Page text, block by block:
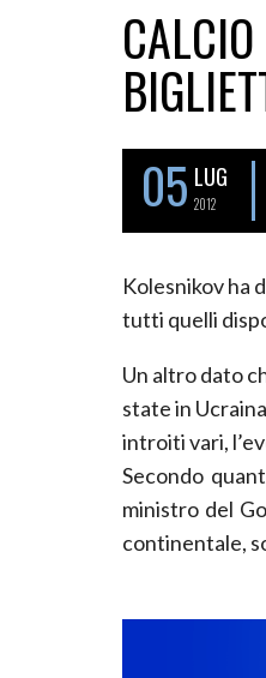
05 LUG
2012
Kolesnikov ha
tutti quelli
Un altro dato
state in
introiti vari,
Secondo
ministro del
continentale,